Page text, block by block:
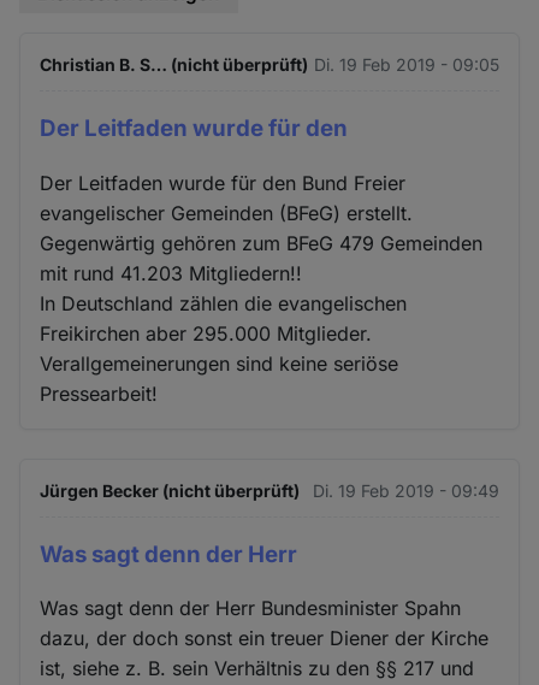
Christian B. S… (nicht überprüft) Di. 19 Feb 2019 - 09:05
Der Leitfaden wurde für den
Der Leitfaden wurde für den Bund Freier
evangelischer Gemeinden (BFeG) erstellt.
Gegenwärtig gehören zum BFeG 479 Gemeinden
mit rund 41.203 Mitgliedern!!
In Deutschland zählen die evangelischen
Freikirchen aber 295.000 Mitglieder.
Verallgemeinerungen sind keine seriöse
Pressearbeit!
Jürgen Becker (nicht überprüft) Di. 19 Feb 2019 - 09:49
Was sagt denn der Herr
Was sagt denn der Herr Bundesminister Spahn
dazu, der doch sonst ein treuer Diener der Kirche
ist, siehe z. B. sein Verhältnis zu den §§ 217 und